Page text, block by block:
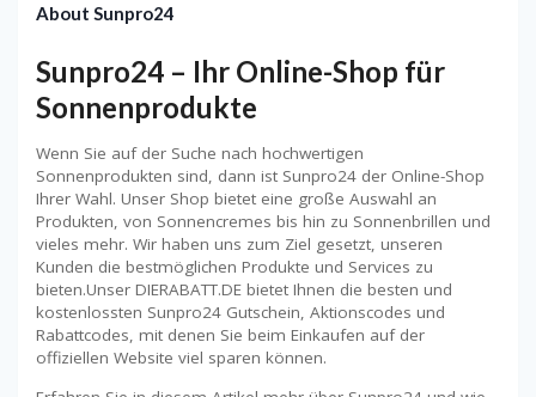
About Sunpro24
Sunpro24 – Ihr Online-Shop für
Sonnenprodukte
Wenn Sie auf der Suche nach hochwertigen
Sonnenprodukten sind, dann ist Sunpro24 der Online-Shop
Ihrer Wahl. Unser Shop bietet eine große Auswahl an
Produkten, von Sonnencremes bis hin zu Sonnenbrillen und
vieles mehr. Wir haben uns zum Ziel gesetzt, unseren
Kunden die bestmöglichen Produkte und Services zu
bieten.Unser DIERABATT.DE bietet Ihnen die besten und
kostenlossten Sunpro24 Gutschein, Aktionscodes und
Rabattcodes, mit denen Sie beim Einkaufen auf der
offiziellen Website viel sparen können.